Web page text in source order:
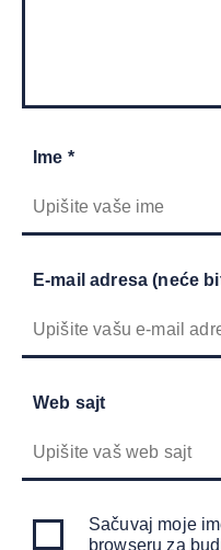
Ime *
E-mail adresa (neće
Web sajt
Sačuvaj moje
browseru za